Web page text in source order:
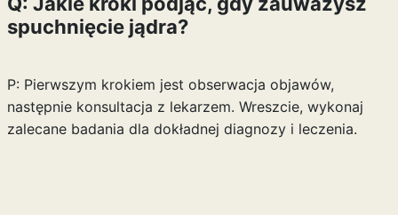
spuchnięcie jądra?
P: Pierwszym krokiem jest obserwacja objawów,
następnie konsultacja z lekarzem. Wreszcie, wykonaj
zalecane badania dla dokładnej diagnozy i leczenia.